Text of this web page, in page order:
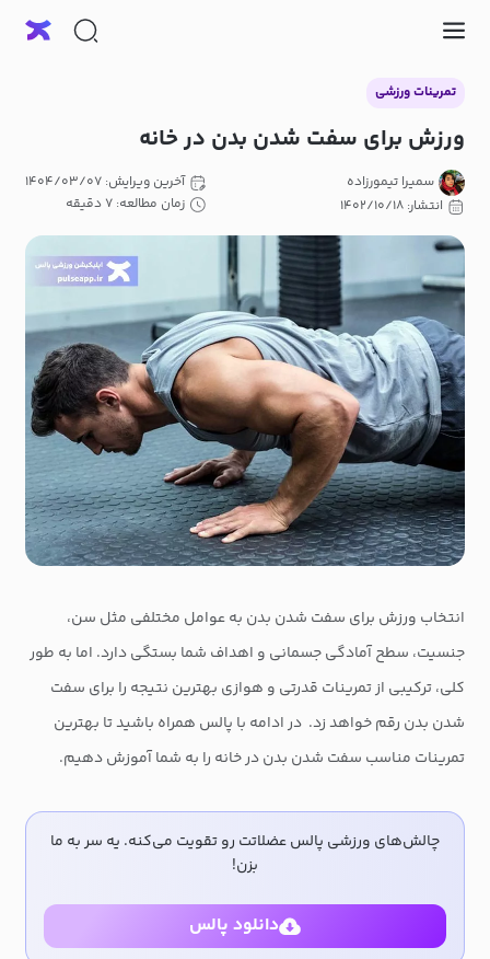
تمرینات ورزشی
ورزش برای سفت شدن بدن در خانه
سمیرا تیمورزاده
انتشار: ۱۴۰۲/۱۰/۱۸
آخرین ویرایش: ۱۴۰۴/۰۳/۰۷
زمان مطالعه: ۷ دقیقه
انتخاب ورزش برای سفت شدن بدن به عوامل مختلفی مثل سن،
جنسیت، سطح آمادگی جسمانی و اهداف شما بستگی دارد. اما به طور
کلی، ترکیبی از تمرینات قدرتی و هوازی بهترین نتیجه را برای سفت
شدن بدن رقم خواهد زد. در ادامه با پالس همراه باشید تا بهترین
تمرینات مناسب سفت شدن بدن در خانه را به شما آموزش دهیم.
چالش‌های ورزشی پالس عضلاتت رو تقویت می‌کنه. یه سر به ما
بزن!
دانلود پالس